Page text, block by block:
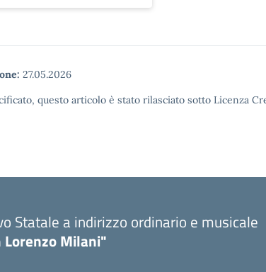
27.05.2026
questo articolo è stato rilasciato sotto Licenza
Statale a indirizzo ordinario e musicale
Lorenzo Milani"